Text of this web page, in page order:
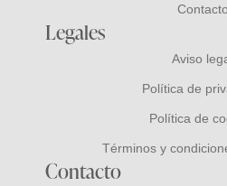
Contacto
Legales
Aviso
Política de
Política de
Términos y
Contacto